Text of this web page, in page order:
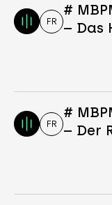
FR
#
– Das
FR
#
– Der